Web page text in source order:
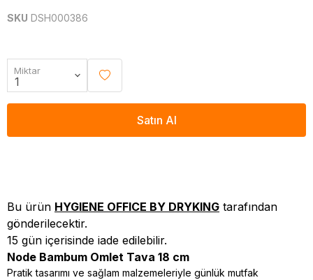
SKU DSH000386
Miktar
Satın Al
Bu ürün HYGIENE OFFICE BY DRYKING tarafından
gönderilecektir.
15 gün içerisinde iade edilebilir.
Node Bambum Omlet Tava 18 cm
Pratik tasarımı ve sağlam malzemeleriyle günlük mutfak